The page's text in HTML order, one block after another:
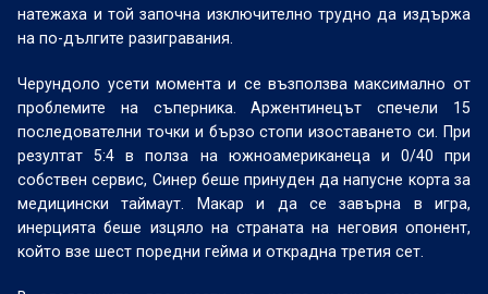
натежаха и той започна изключително трудно да издържа
на по-дългите разигравания.
Черундоло усети момента и се възползва максимално от
проблемите на съперника. Аржентинецът спечели 15
последователни точки и бързо стопи изоставането си. При
резултат 5:4 в полза на южноамериканеца и 0/40 при
собствен сервис, Синер беше принуден да напусне корта за
медицински таймаут. Макар и да се завърна в игра,
инерцията беше изцяло на страната на неговия опонент,
който взе шест поредни гейма и открадна третия сет.